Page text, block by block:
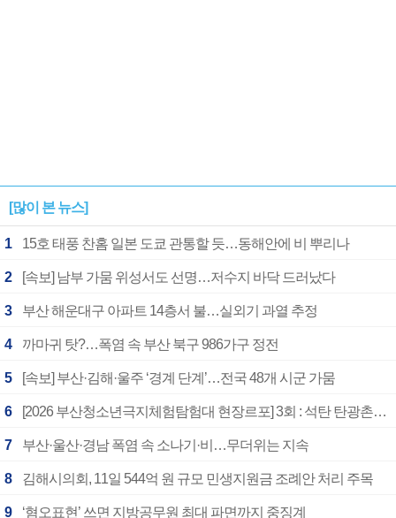
[많이 본 뉴스]
1 15호 태풍 찬홈 일본 도쿄 관통할 듯…동해안에 비 뿌리나
2 [속보] 남부 가뭄 위성서도 선명…저수지 바닥 드러났다
3 부산 해운대구 아파트 14층서 불…실외기 과열 추정
4 까마귀 탓?…폭염 속 부산 북구 986가구 정전
5 [속보] 부산·김해·울주 ‘경계 단계’…전국 48개 시군 가뭄
6 [2026 부산청소년극지체험탐험대 현장르포] 3회 : 석탄 탄광촌에서 북극 연구의 중심지로
7 부산·울산·경남 폭염 속 소나기·비…무더위는 지속
8 김해시의회, 11일 544억 원 규모 민생지원금 조례안 처리 주목
9 ‘혐오표현’ 쓰면 지방공무원 최대 파면까지 중징계